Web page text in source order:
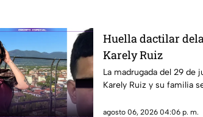
Huella dactilar
Karely Ruiz
La madrugada del 29 de
Karely Ruiz y su familia
agosto 06, 2026 04:06 p. m.